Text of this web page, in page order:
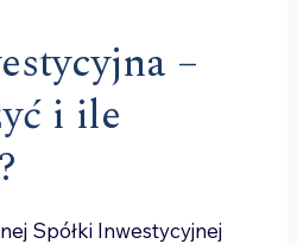
–
i ile
Spółki Inwestycyjnej